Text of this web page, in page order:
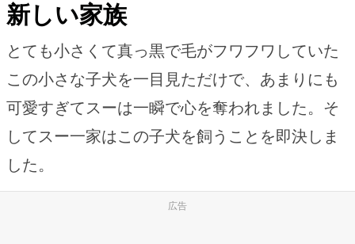
新しい家族
とても小さくて真っ黒で毛がフワフワしていた
この小さな子犬を一目見ただけで、あまりにも
可愛すぎてスーは一瞬で心を奪われました。そ
してスー一家はこの子犬を飼うことを即決しま
した。
広告